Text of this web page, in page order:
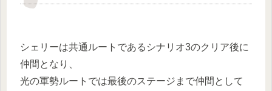
シェリーは共通ルートであるシナリオ3のクリア後に
仲間となり、
光の軍勢ルートでは最後のステージまで仲間として